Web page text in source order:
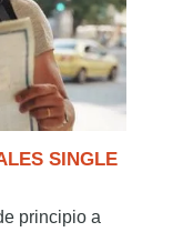
SINGLE
principio a